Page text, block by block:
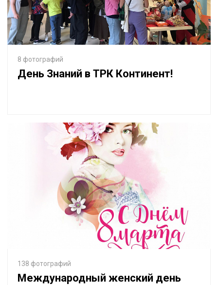
8 фотографий
День Знаний в ТРК Континент!
138 фотографий
Международный женский день